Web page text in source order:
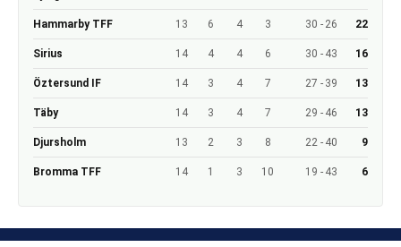
Hammarby TFF 13 6 4 3 30 - 26 22
Sirius 14 4 4 6 30 - 43 16
Öztersund IF 14 3 4 7 27 - 39 13
Täby 14 3 4 7 29 - 46 13
Djursholm 13 2 3 8 22 - 40 9
Bromma TFF 14 1 3 10 19 - 43 6